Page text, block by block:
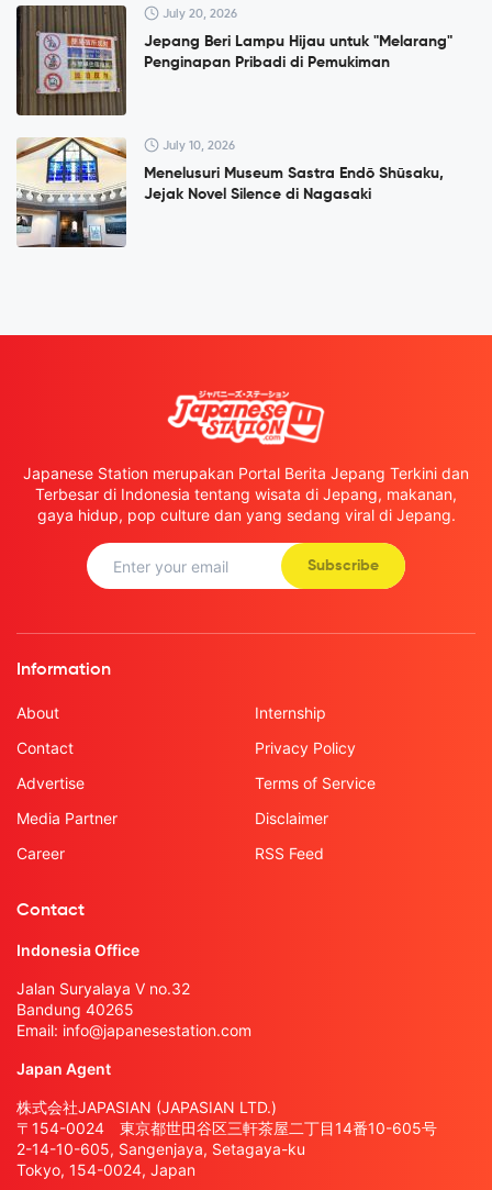
July 20, 2026
Jepang Beri Lampu Hijau untuk "Melarang"
Penginapan Pribadi di Pemukiman
July 10, 2026
Menelusuri Museum Sastra Endō Shūsaku,
Jejak Novel Silence di Nagasaki
Japanese Station merupakan Portal Berita Jepang Terkini dan
Terbesar di Indonesia tentang wisata di Jepang, makanan,
gaya hidup, pop culture dan yang sedang viral di Jepang.
Subscribe
Information
About
Contact
Advertise
Media Partner
Career
Internship
Privacy Policy
Terms of Service
Disclaimer
RSS Feed
Contact
Indonesia Office
Jalan Suryalaya V no.32
Bandung 40265
Email: info@japanesestation.com
Japan Agent
株式会社JAPASIAN (JAPASIAN LTD.)
〒154-0024 東京都世田谷区三軒茶屋二丁目14番10-605号
2-14-10-605, Sangenjaya, Setagaya-ku
Tokyo, 154-0024, Japan